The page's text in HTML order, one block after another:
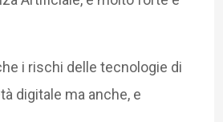
i rischi delle tecnologie di
digitale ma anche, e